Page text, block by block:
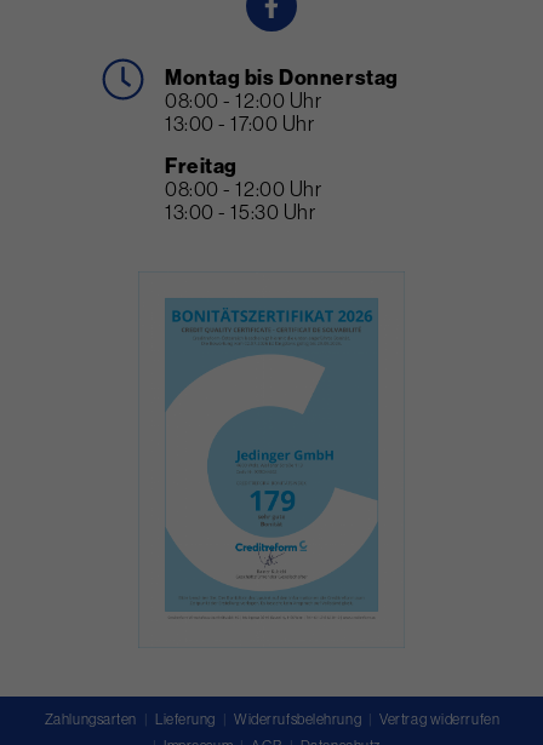
Montag bis Donnerstag
08:00 - 12:00 Uhr
13:00 - 17:00 Uhr
Freitag
08:00 - 12:00 Uhr
13:00 - 15:30 Uhr
Zahlungsarten Lieferung Widerrufsbelehrung
Vertrag widerrufen